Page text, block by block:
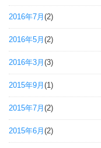
2016年7月 (2)
2016年5月 (2)
2016年3月 (3)
2015年9月 (1)
2015年7月 (2)
2015年6月 (2)